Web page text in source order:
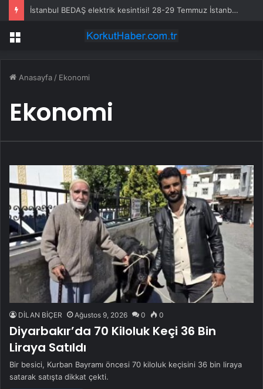
İstanbul BEDAŞ elektrik kesintisi! 28-29 Temmuz İstanbul’da elektrik kesintisi ne zaman bitecek, elektrikler ne zaman gelecek?
Menü
Anasayfa / Ekonomi
Ekonomi
DİLAN BİÇER Ağustos 9, 2026 0 0
Diyarbakır’da 70 Kiloluk Keçi 36 Bin
Liraya Satıldı
Bir besici, Kurban Bayramı öncesi 70 kiloluk keçisini 36 bin liraya
satarak satışta dikkat çekti.